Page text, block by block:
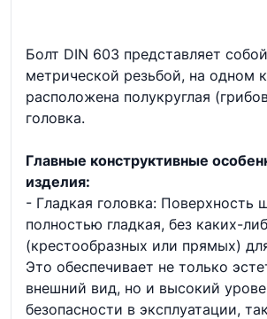
Болт DIN 603 представляет
метрической резьбой, на одном
расположена полукруглая
головка.
Главные конструктивные
изделия:
- Гладкая головка: Поверхность
полностью гладкая, без каких-
(крестообразных или прямых)
Это обеспечивает не только
внешний вид, но и высокий
безопасности в эксплуатации,